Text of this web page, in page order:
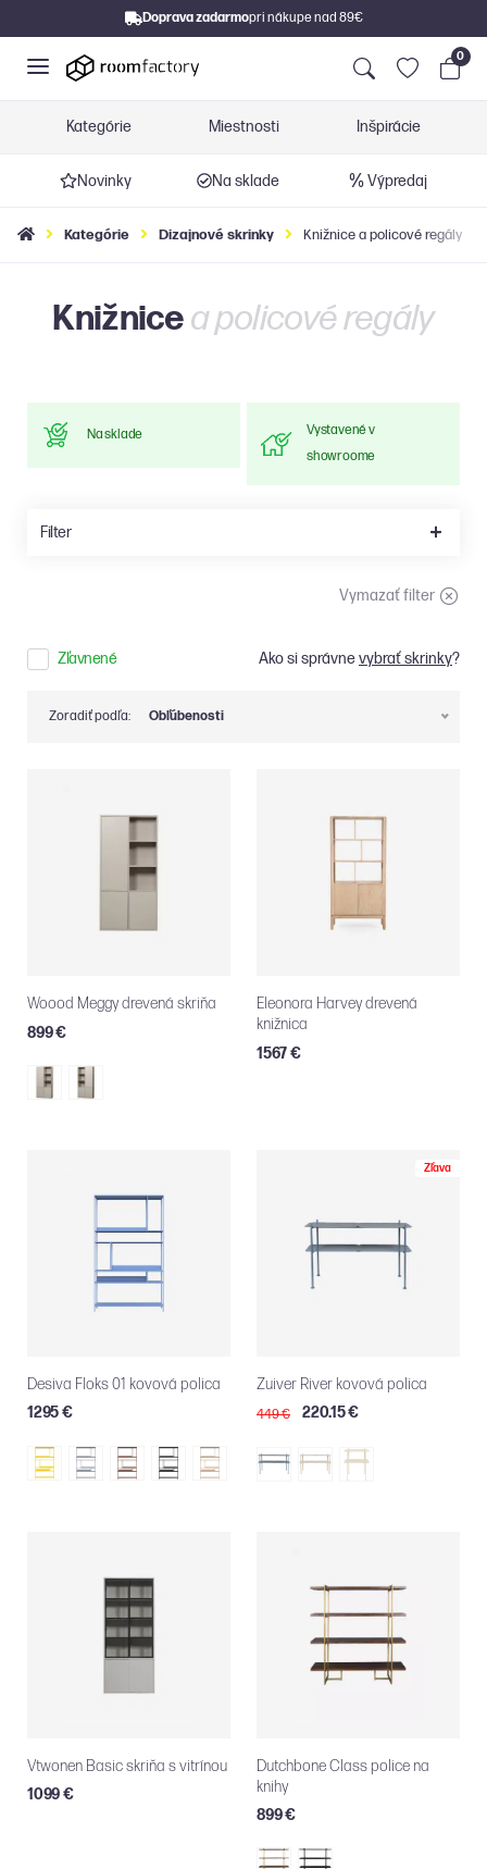
Doprava zadarmopri nákupe nad 89€
0
Kategórie Miestnosti Inšpirácie
Novinky Na sklade Výpredaj
Kategórie Dizajnové skrinky Knižnice a policové regály
Knižnicea policové regály
Na sklade
Vystavené v
showroome
Filter
Vymazať filter
Zľavnené Ako si správnevybrať skrinky?
Zoradiť podľa: Obľúbenosti
Woood Meggy drevená skriňa
899 €
Eleonora Harvey drevená
knižnica
1567 €
Desiva Floks 01 kovová polica
1295 €
Zľava
Zuiver River kovová polica
449 € 220.15 €
Vtwonen Basic skriňa s vitrínou
1099 €
Dutchbone Class police na
knihy
899 €